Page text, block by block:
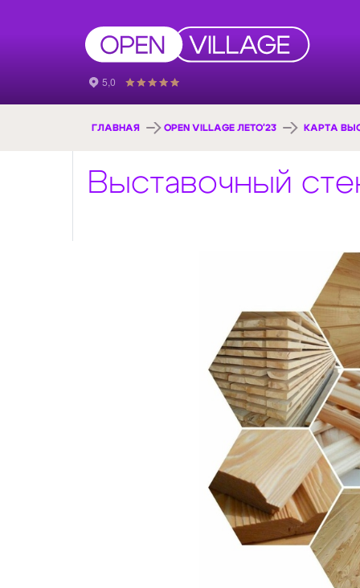
ГЛАВНАЯ OPEN VILLAGE ЛЕТО'23 КАРТА
Выставочный